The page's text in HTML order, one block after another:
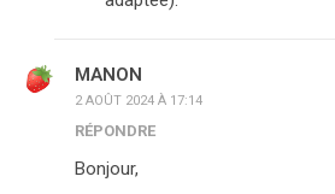
MANON
2 AOÛT 2024 À 17:14
RÉPONDRE
Bonjour,